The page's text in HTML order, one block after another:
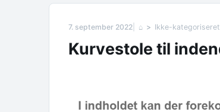
7. september 2022 ⌂ Ikke-kategoriseret
Kurvestole til